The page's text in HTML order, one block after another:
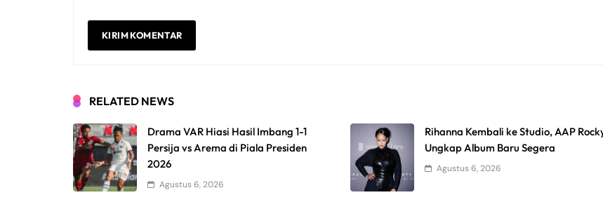
RELATED NEWS
Drama VAR Hiasi Hasil Imbang 1-1
Persija vs Arema di Piala Presiden
2026
Agustus 6, 2026
Rihanna Kembali ke Studio, AAP
Ungkap Album Baru Segera
Agustus 6, 2026